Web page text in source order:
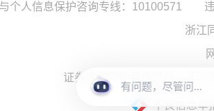
个人信息保护咨询专线：10100571
浙江
证券投资咨询服务提供：浙江
不良信息举